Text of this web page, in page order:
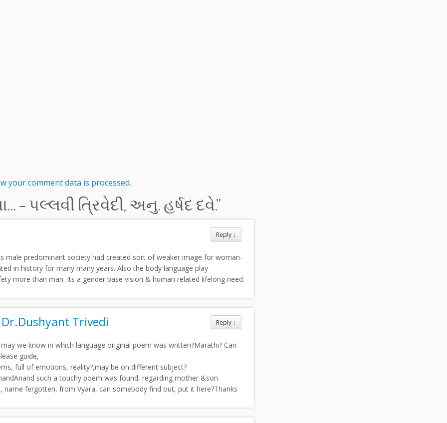
your comment data is processed.
– પલ્લવી ત્રિવેદી, અનુ. હર્ષદ દવે.”
Reply ↓
male predominant society had created sort of weaker image for woman-
in history for many many years. Also the body language play
more than man. Its a gender base vision & human related lifelong need.
Reply ↓
Trivedi
we know in which language original poem was written?Marathi? Can
guide,
full of emotions, reality?,may be on different subject?
such a touchy poem was found, regarding mother &son
name fergotten, from Vyara, can somebody find out, put it here?Thanks